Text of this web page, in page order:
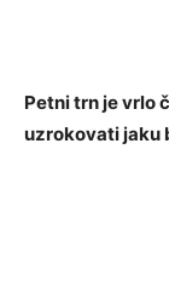
Petni trn je vrlo
uzrokovati jaku